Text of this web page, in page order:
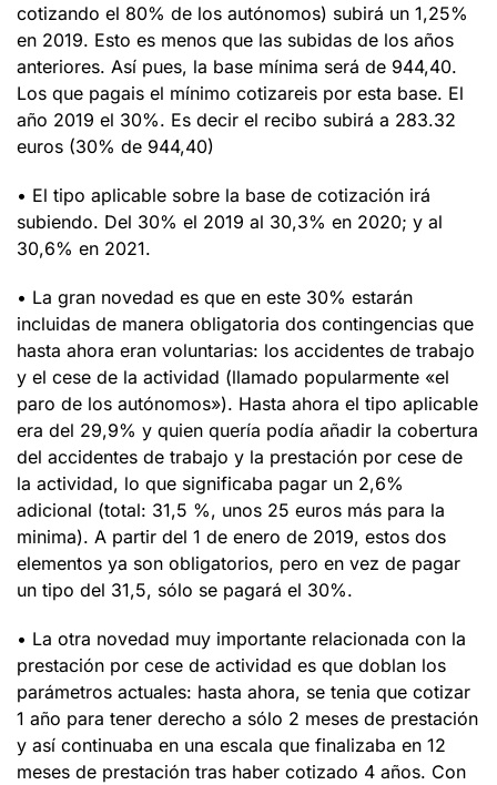
cotizando el 80% de los autónomos) subirá un 1,25%
en 2019. Esto es menos que las subidas de los años
anteriores. Así pues, la base mínima será de 944,40.
Los que pagais el mínimo cotizareis por esta base. El
año 2019 el 30%. Es decir el recibo subirá a 283.32
euros (30% de 944,40)
• El tipo aplicable sobre la base de cotización irá
subiendo. Del 30% el 2019 al 30,3% en 2020; y al
30,6% en 2021.
• La gran novedad es que en este 30% estarán
incluidas de manera obligatoria dos contingencias que
hasta ahora eran voluntarias: los accidentes de trabajo
y el cese de la actividad (llamado popularmente «el
paro de los autónomos»). Hasta ahora el tipo aplicable
era del 29,9% y quien quería podía añadir la cobertura
del accidentes de trabajo y la prestación por cese de
la actividad, lo que significaba pagar un 2,6%
adicional (total: 31,5 %, unos 25 euros más para la
minima). A partir del 1 de enero de 2019, estos dos
elementos ya son obligatorios, pero en vez de pagar
un tipo del 31,5, sólo se pagará el 30%.
• La otra novedad muy importante relacionada con la
prestación por cese de actividad es que doblan los
parámetros actuales: hasta ahora, se tenia que cotizar
1 año para tener derecho a sólo 2 meses de prestación
y así continuaba en una escala que finalizaba en 12
meses de prestación tras haber cotizado 4 años. Con